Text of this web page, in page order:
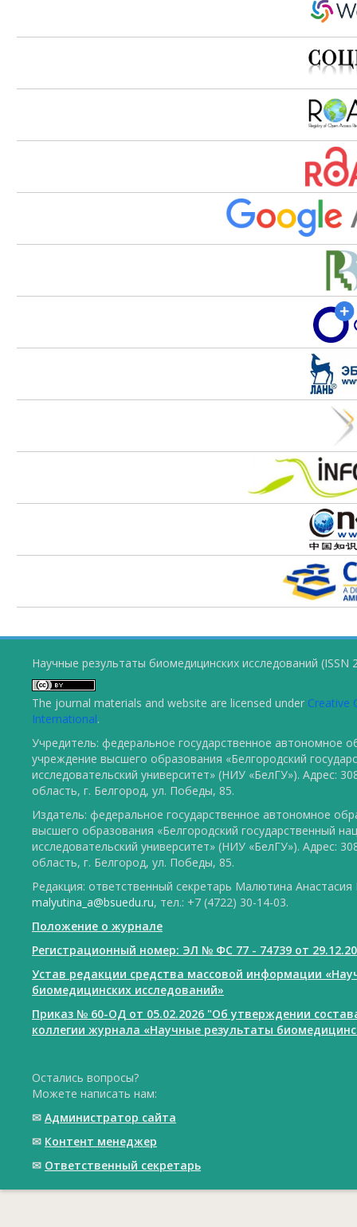
Научные результаты биомедицинских исследований (ISSN
The journal materials and website are licensed under Creative
International.
Учредитель: федеральное государственное автономное
учреждение высшего образования «Белгородский
исследовательский университет» (НИУ «БелГУ»). Адрес:
область, г. Белгород, ул. Победы, 85.
Издатель: федеральное государственное автономное
высшего образования «Белгородский государственный
исследовательский университет» (НИУ «БелГУ»). Адрес:
область, г. Белгород, ул. Победы, 85.
Редакция: ответственный секретарь Малютина
malyutina_a@bsuedu.ru, тел.: +7 (4722) 30-14-03.
Положение о журнале
Регистрационный номер: ЭЛ № ФС 77 - 74739 от
Устав редакции средства массовой информации
биомедицинских исследований»
Приказ № 60-ОД от 05.02.2026 "Об утверждении
коллегии журнала «Научные результаты
Остались вопросы?
Можете написать нам:
✉ Администратор сайта
✉ Контент менеджер
✉ Ответственный cекретарь